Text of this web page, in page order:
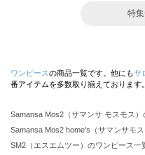
特
ワンピースの商品一覧です。他にもサ
番アイテムを多数取り揃えております。
Samansa Mos2（サマンサ モスモス
Samansa Mos2 home's（サマンサモ
SM2（エスエムツー）のワンピース一